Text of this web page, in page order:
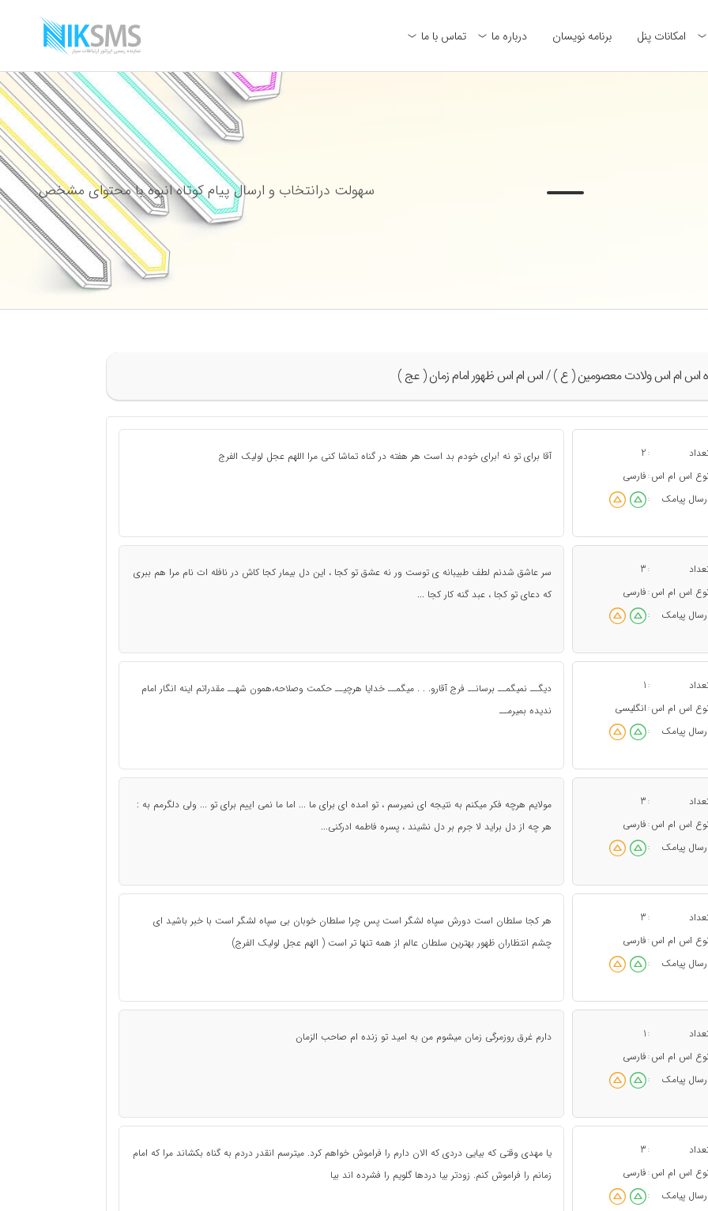
امکانات پنل برنامه نویسان درباره ما تماس با ما
سهولت درانتخاب و ارسال پیام کوتاه انبوه با محتوای مشخص
اس ام اس ولادت معصومین ( ع ) / اس ام اس ظهور امام زمان ( عج )
:
2
نوع اس ام اس : فارسی
ارسال پیامک
:
آقا برای تو نه !برای خودم بد است هر هفته در گناه تماشا کنی مرا اللهم عجل لولیک الفرج
:
3
نوع اس ام اس : فارسی
ارسال پیامک
:
سر عاشق شدنم لطف طبیبانه ی توست ور نه عشق تو کجا ، این دل بیمار کجا کاش در نافله ات نام مرا هم ببری
که دعای تو کجا ، عبد گنه کار کجا ...
:
1
نوع اس ام اس : انگلیسی
ارسال پیامک
:
دیگــ نمیگمــ برسانــ فرج آقارو. . . میگمــ خدایا هرچیــ حکمت وصلاحه،همون شهــ مقدراتم اینه انگار امام
ندیده بمیرمــ
:
3
نوع اس ام اس : فارسی
ارسال پیامک
:
مولایم هرچه فکر میکنم به نتیجه ای نمیرسم ، تو امده ای برای ما ... اما ما نمی اییم برای تو ... ولی دلگرمم به :
هر چه از دل براید لا جرم بر دل نشیند ، پسره فاطمه ادرکنی...
:
3
نوع اس ام اس : فارسی
ارسال پیامک
:
هر کجا سلطان است دورش سپاه لشگر است پس چرا سلطان خوبان بی سپاه لشگر است با خبر باشید ای
چشم انتظاران ظهور بهترین سلطان عالم از همه تنها تر است ( الهم عجل لولیک الفرج)
:
1
نوع اس ام اس : فارسی
ارسال پیامک
:
دارم غرق روزمرگی زمان میشوم من به امید تو زنده ام صاحب الزمان
:
3
نوع اس ام اس : فارسی
ارسال پیامک
:
یا مهدی وقتی که بیایی دردی که الان دارم را فراموش خواهم کرد. میترسم انقدر دردم به گناه بکشاند مرا که امام
زمانم را فراموش کنم. زودتر بیا دردها گلویم را فشرده اند بیا